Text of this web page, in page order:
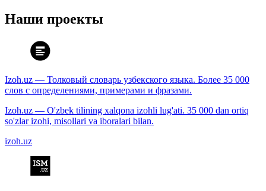
Наши проекты
Izoh.uz — Толковый словарь узбекского языка. Более 35 000
слов с определениями, примерами и фразами.
Izoh.uz — O'zbek tilining xalqona izohli lug'ati. 35 000 dan ortiq
so'zlar izohi, misollari va iboralari bilan.
izoh.uz